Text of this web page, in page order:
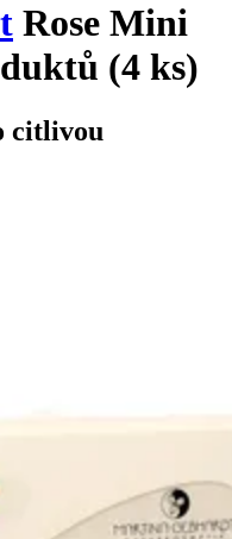
Rose Mini
(4 ks)
citlivou